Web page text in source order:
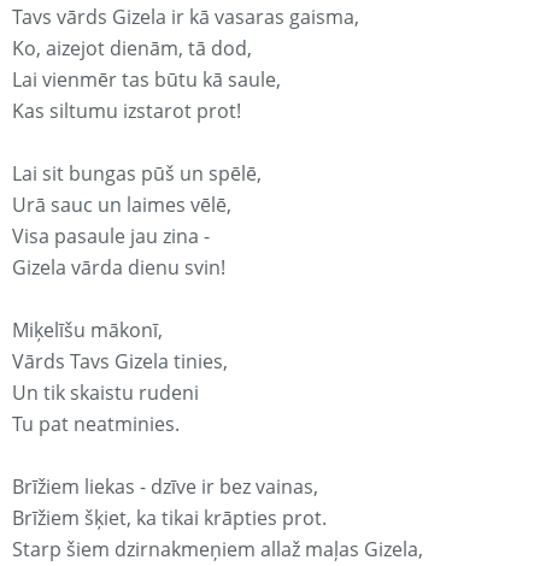
Tavs vārds Gizela ir kā vasaras gaisma,
Ko, aizejot dienām, tā dod,
Lai vienmēr tas būtu kā saule,
Kas siltumu izstarot prot!
Lai sit bungas pūš un spēlē,
Urā sauc un laimes vēlē,
Visa pasaule jau zina -
Gizela vārda dienu svin!
Miķelīšu mākonī,
Vārds Tavs Gizela tinies,
Un tik skaistu rudeni
Tu pat neatminies.
Brīžiem liekas - dzīve ir bez vainas,
Brīžiem šķiet, ka tikai krāpties prot.
Starp šiem dzirnakmeņiem allaž maļas Gizela,